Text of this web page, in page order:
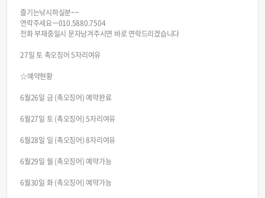
즐기는낚시하실분~~
연락주세요ㅡ010.5880.7504
전화 부재중일시 문자남겨주시면 바로 연락드리겠습니다
27일 토 촉오징어 5자리여유
☆예약현황
6월26일 금 (촉오징어) 예약완료
6월27일 토 (촉오징어) 5자리여유
6월28일 일 (촉오징어) 8자리여유
6월29일 월 (촉오징어) 예약가능
6월30일 화 (촉오징어) 예약가능